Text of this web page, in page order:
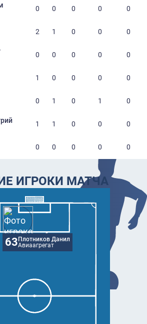
0 0 0 0 0
2 1 0 0 0
0 0 0 0 0
1 0 0 0 0
0 1 0 1 0
1 1 0 0 0
0 0 0 0 0
ИГРОКИ МАТЧА
63Плотников Данил
Авиаагрегат